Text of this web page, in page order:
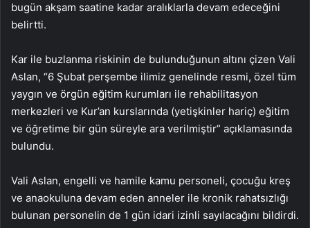
bugün akşam saatine kadar aralıklarla devam edeceğini
belirtti.
Kar ile buzlanma riskinin de bulunduğunun altını çizen Vali
Aslan, “6 Şubat perşembe ilimiz genelinde resmi, özel tüm
yaygın ve örgün eğitim kurumları ile rehabilitasyon
merkezleri ve Kur’an kurslarında (yetişkinler hariç) eğitim
ve öğretime bir gün süreyle ara verilmiştir” açıklamasında
bulundu.
Vali Aslan, engelli ve hamile kamu personeli, çocuğu kreş
ve anaokuluna devam eden anneler ile kronik rahatsızlığı
bulunan personelin de 1 gün idari izinli sayılacağını bildirdi.